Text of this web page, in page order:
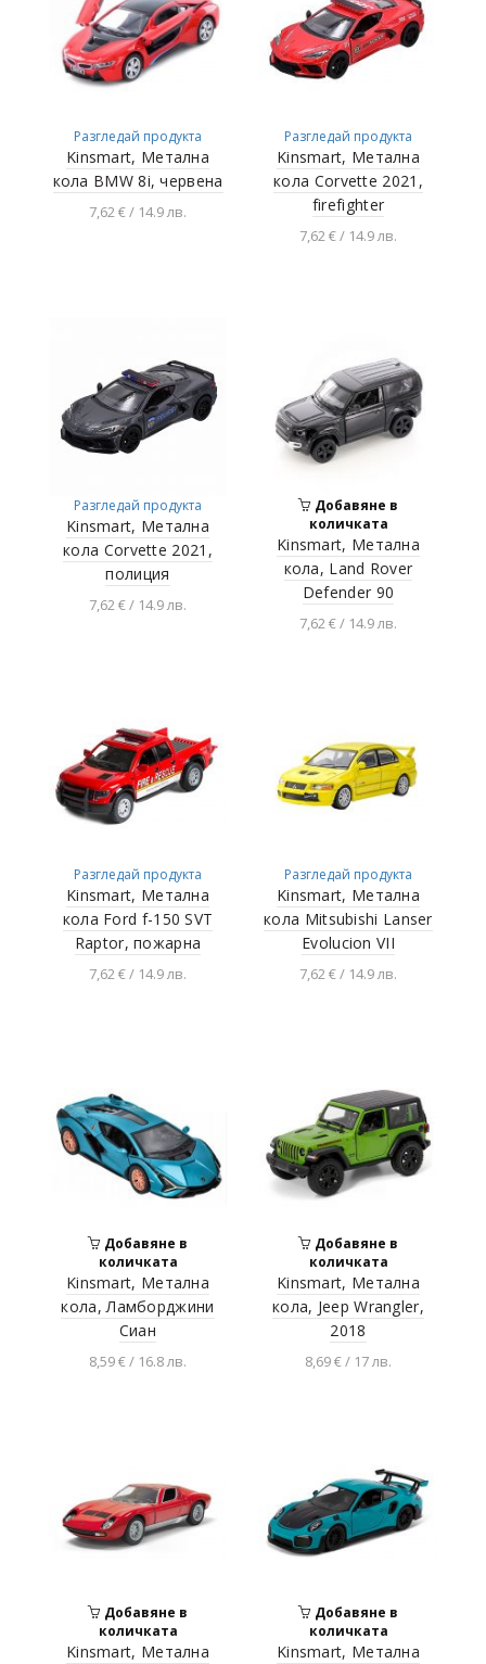
Разгледай продукта
Kinsmart, Метална
кола BMW 8i, червена
7,62 € / 14.9 лв.
Разгледай продукта
Kinsmart, Метална
кола Corvette 2021,
firefighter
7,62 € / 14.9 лв.
Разгледай продукта
Kinsmart, Метална
кола Corvette 2021,
полиция
7,62 € / 14.9 лв.
Добавяне в
количката
Kinsmart, Метална
кола, Land Rover
Defender 90
7,62 € / 14.9 лв.
Разгледай продукта
Kinsmart, Метална
кола Ford f-150 SVT
Raptor, пожарна
7,62 € / 14.9 лв.
Разгледай продукта
Kinsmart, Метална
кола Mitsubishi Lanser
Evolucion VII
7,62 € / 14.9 лв.
Добавяне в
количката
Kinsmart, Метална
кола, Ламборджини
Сиан
8,59 € / 16.8 лв.
Добавяне в
количката
Kinsmart, Метална
кола, Jeep Wrangler,
2018
8,69 € / 17 лв.
Добавяне в
количката
Kinsmart, Метална
Добавяне в
количката
Kinsmart, Метална